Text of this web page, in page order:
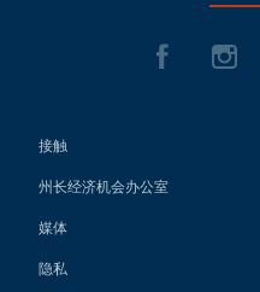
接触
州长经济机会办公室
媒体
隐私